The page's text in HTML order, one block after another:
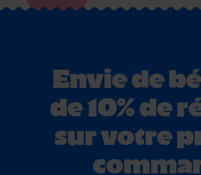
Envie de
de 10% de
sur votre